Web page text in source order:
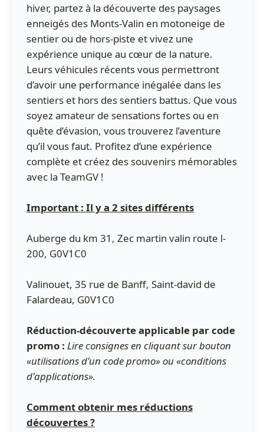
hiver, partez à la découverte des paysages
enneigés des Monts-Valin en motoneige de
sentier ou de hors-piste et vivez une
expérience unique au cœur de la nature.
Leurs véhicules récents vous permettront
d’avoir une performance inégalée dans les
sentiers et hors des sentiers battus. Que vous
soyez amateur de sensations fortes ou en
quête d’évasion, vous trouverez l’aventure
qu’il vous faut. Profitez d’une expérience
complète et créez des souvenirs mémorables
avec la TeamGV !
Important : Il y a 2 sites différents
Auberge du km 31, Zec martin valin route l-
200, G0V1C0
Valinouet, 35 rue de Banff, Saint-david de
Falardeau, G0V1C0
Réduction-découverte applicable par code
promo : Lire consignes en cliquant sur bouton
«utilisations d'un code promo» ou «conditions
d'applications».
Comment obtenir mes réductions
découvertes ?